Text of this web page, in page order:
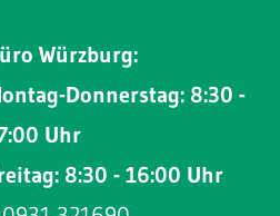
Würzburg:
Donnerstag: 8:30 -
Uhr
8:30 - 16:00 Uhr